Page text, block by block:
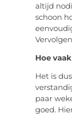
altijd
schoon
Hoe
Het is
paar
goed.